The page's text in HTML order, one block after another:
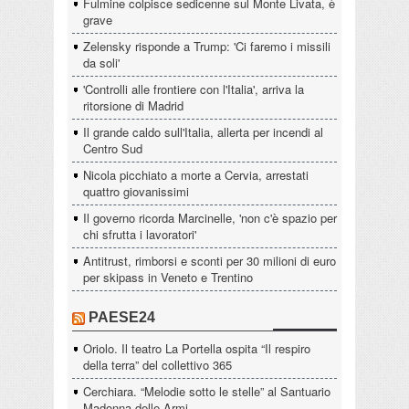
grave
Zelensky risponde a Trump: 'Ci faremo i missili
da soli'
'Controlli alle frontiere con l'Italia', arriva la
ritorsione di Madrid
Il grande caldo sull'Italia, allerta per incendi al
Centro Sud
Nicola picchiato a morte a Cervia, arrestati
quattro giovanissimi
Il governo ricorda Marcinelle, 'non c'è spazio per
chi sfrutta i lavoratori'
Antitrust, rimborsi e sconti per 30 milioni di euro
per skipass in Veneto e Trentino
PAESE24
Oriolo. Il teatro La Portella ospita “Il respiro
della terra” del collettivo 365
Cerchiara. “Melodie sotto le stelle” al Santuario